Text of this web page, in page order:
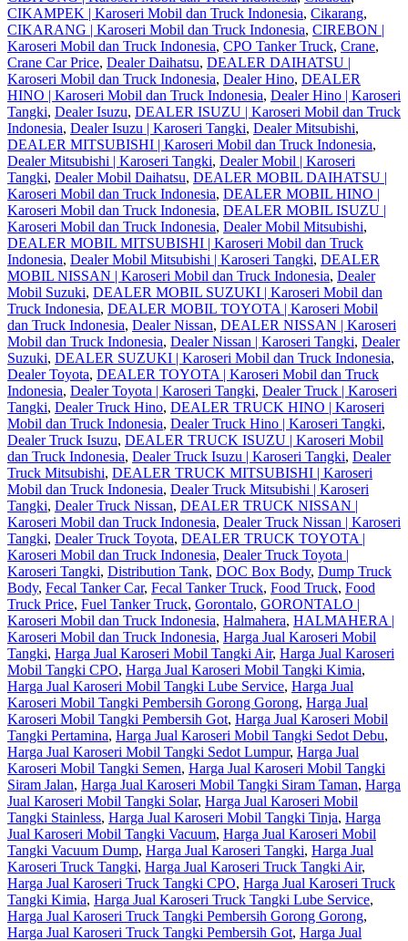
CIKAMPEK | Karoseri Mobil dan Truck Indonesia, Cikarang,
CIKARANG | Karoseri Mobil dan Truck Indonesia, CIREBON |
Karoseri Mobil dan Truck Indonesia, CPO Tanker Truck, Crane,
Crane Car Price, Dealer Daihatsu, DEALER DAIHATSU |
Karoseri Mobil dan Truck Indonesia, Dealer Hino, DEALER
HINO | Karoseri Mobil dan Truck Indonesia, Dealer Hino | Karoseri
Tangki, Dealer Isuzu, DEALER ISUZU | Karoseri Mobil dan Truck
Indonesia, Dealer Isuzu | Karoseri Tangki, Dealer Mitsubishi,
DEALER MITSUBISHI | Karoseri Mobil dan Truck Indonesia,
Dealer Mitsubishi | Karoseri Tangki, Dealer Mobil | Karoseri
Tangki, Dealer Mobil Daihatsu, DEALER MOBIL DAIHATSU |
Karoseri Mobil dan Truck Indonesia, DEALER MOBIL HINO |
Karoseri Mobil dan Truck Indonesia, DEALER MOBIL ISUZU |
Karoseri Mobil dan Truck Indonesia, Dealer Mobil Mitsubishi,
DEALER MOBIL MITSUBISHI | Karoseri Mobil dan Truck
Indonesia, Dealer Mobil Mitsubishi | Karoseri Tangki, DEALER
MOBIL NISSAN | Karoseri Mobil dan Truck Indonesia, Dealer
Mobil Suzuki, DEALER MOBIL SUZUKI | Karoseri Mobil dan
Truck Indonesia, DEALER MOBIL TOYOTA | Karoseri Mobil
dan Truck Indonesia, Dealer Nissan, DEALER NISSAN | Karoseri
Mobil dan Truck Indonesia, Dealer Nissan | Karoseri Tangki, Dealer
Suzuki, DEALER SUZUKI | Karoseri Mobil dan Truck Indonesia,
Dealer Toyota, DEALER TOYOTA | Karoseri Mobil dan Truck
Indonesia, Dealer Toyota | Karoseri Tangki, Dealer Truck | Karoseri
Tangki, Dealer Truck Hino, DEALER TRUCK HINO | Karoseri
Mobil dan Truck Indonesia, Dealer Truck Hino | Karoseri Tangki,
Dealer Truck Isuzu, DEALER TRUCK ISUZU | Karoseri Mobil
dan Truck Indonesia, Dealer Truck Isuzu | Karoseri Tangki, Dealer
Truck Mitsubishi, DEALER TRUCK MITSUBISHI | Karoseri
Mobil dan Truck Indonesia, Dealer Truck Mitsubishi | Karoseri
Tangki, Dealer Truck Nissan, DEALER TRUCK NISSAN |
Karoseri Mobil dan Truck Indonesia, Dealer Truck Nissan | Karoseri
Tangki, Dealer Truck Toyota, DEALER TRUCK TOYOTA |
Karoseri Mobil dan Truck Indonesia, Dealer Truck Toyota |
Karoseri Tangki, Distribution Tank, DOC Box Body, Dump Truck
Body, Fecal Tanker Car, Fecal Tanker Truck, Food Truck, Food
Truck Price, Fuel Tanker Truck, Gorontalo, GORONTALO |
Karoseri Mobil dan Truck Indonesia, Halmahera, HALMAHERA |
Karoseri Mobil dan Truck Indonesia, Harga Jual Karoseri Mobil
Tangki, Harga Jual Karoseri Mobil Tangki Air, Harga Jual Karoseri
Mobil Tangki CPO, Harga Jual Karoseri Mobil Tangki Kimia,
Harga Jual Karoseri Mobil Tangki Lube Service, Harga Jual
Karoseri Mobil Tangki Pembersih Gorong Gorong, Harga Jual
Karoseri Mobil Tangki Pembersih Got, Harga Jual Karoseri Mobil
Tangki Pertamina, Harga Jual Karoseri Mobil Tangki Sedot Debu,
Harga Jual Karoseri Mobil Tangki Sedot Lumpur, Harga Jual
Karoseri Mobil Tangki Semen, Harga Jual Karoseri Mobil Tangki
Siram Jalan, Harga Jual Karoseri Mobil Tangki Siram Taman, Harga
Jual Karoseri Mobil Tangki Solar, Harga Jual Karoseri Mobil
Tangki Stainless, Harga Jual Karoseri Mobil Tangki Tinja, Harga
Jual Karoseri Mobil Tangki Vacuum, Harga Jual Karoseri Mobil
Tangki Vacuum Dump, Harga Jual Karoseri Tangki, Harga Jual
Karoseri Truck Tangki, Harga Jual Karoseri Truck Tangki Air,
Harga Jual Karoseri Truck Tangki CPO, Harga Jual Karoseri Truck
Tangki Kimia, Harga Jual Karoseri Truck Tangki Lube Service,
Harga Jual Karoseri Truck Tangki Pembersih Gorong Gorong,
Harga Jual Karoseri Truck Tangki Pembersih Got, Harga Jual